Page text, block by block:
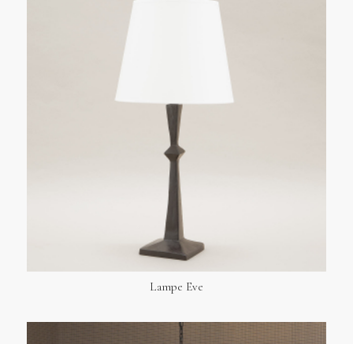
Lampe Eve